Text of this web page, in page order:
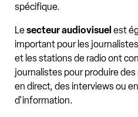
spécifique.
Lesecteur audiovisuel est
important pour les
et les stations de radio ont
journalistes pour produire
en direct, des interviews ou
d'information.